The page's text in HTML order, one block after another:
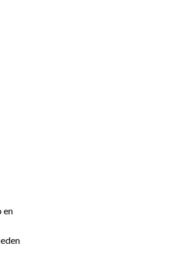
en